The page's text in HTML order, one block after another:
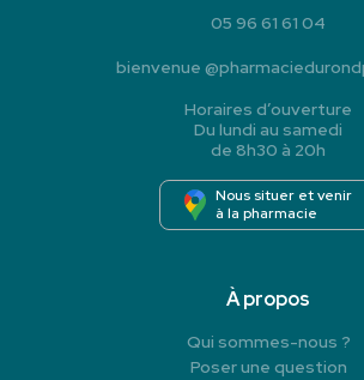
05 96 61 61 04
bienvenue @
Horaires d’ouverture
Du lundi au samedi
de 8h30 à 20h
Nous situer et venir
à la pharmacie
À propos
Qui sommes-nous ?
Poser une question